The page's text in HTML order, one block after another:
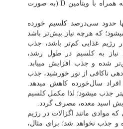
با ویتامین D (به صورت
حدود سی‌درصد کلسیم خورده
که هرچه نیاز بیش‌تر باشد
رژیم غذایی کم‌تر باشد، جذب
به کلسیم در طول رشد،
شده و جذب افزایش می‏یابد.
ناکافی از نور خورشید، جذب
سال‌خورده کاهش می‏دهد.
جذب می‏شود؛ لذا مکمل کلسیم
اسید معده، مصرف گردد.
موادی مانند اگزالات در رژیم
جذب نخواهد شد؛ برای مثال،